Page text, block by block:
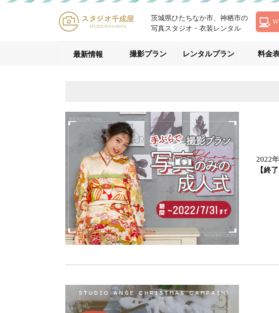
茨城県ひたちなか市、神栖市の
写真スタジオ・衣装レンタル
最新情報 撮影プラン レンタルプラン 料金
2022
【終